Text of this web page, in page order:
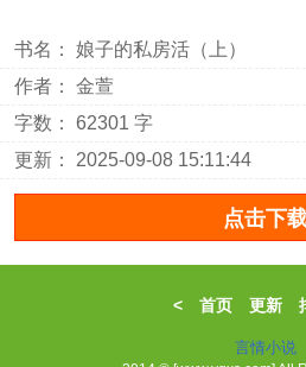
书名： 娘子的私房活（上）
作者： 金萱
字数： 62301 字
更新： 2025-09-08 15:11:44
< 首页 更新
言情小说